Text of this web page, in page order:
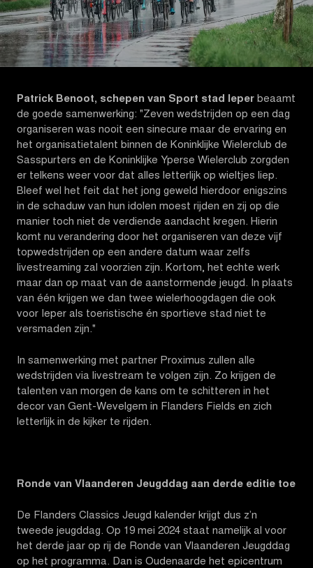
Patrick Benoot, schepen van Sport stad Ieper beaamt
de goede samenwerking: "Zeven wedstrijden op een dag
organiseren was nooit een sinecure maar de ervaring en
het organisatietalent binnen de Koninklijke Wielerclub de
Sasspurters en de Koninklijke Yperse Wielerclub zorgden
er telkens weer voor dat alles letterlijk op wieltjes liep.
Bleef wel het feit dat het jong geweld hierdoor enigszins
in de schaduw van hun idolen moest rijden en zij op die
manier toch niet de verdiende aandacht kregen. Hierin
komt nu verandering door het organiseren van deze vijf
topwedstrijden op een andere datum waar zelfs
livestreaming zal voorzien zijn. Kortom, het echte werk
maar dan op maat van de aanstormende jeugd. In plaats
van één krijgen we dan twee wielerhoogdagen die ook
voor Ieper als toeristische én sportieve stad niet te
versmaden zijn."
In samenwerking met partner Proximus zullen alle
wedstrijden via livestream te volgen zijn. Zo krijgen de
talenten van morgen de kans om te schitteren in het
decor van Gent-Wevelgem in Flanders Fields en zich
letterlijk in de kijker te rijden.
Ronde van Vlaanderen Jeugddag aan derde editie toe
De Flanders Classics Jeugd kalender krijgt dus z’n
tweede jeugddag. Op 19 mei 2024 staat namelijk al voor
het derde jaar op rij de Ronde van Vlaanderen Jeugddag
op het programma. Dan is Oudenaarde het epicentrum